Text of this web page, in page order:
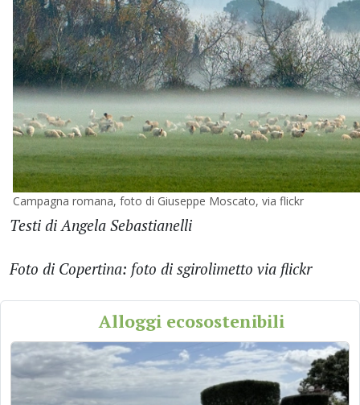
Campagna romana, foto di Giuseppe Moscato, via flickr
Testi di Angela Sebastianelli
Foto di Copertina: foto di sgirolimetto via flickr
Alloggi ecosostenibili